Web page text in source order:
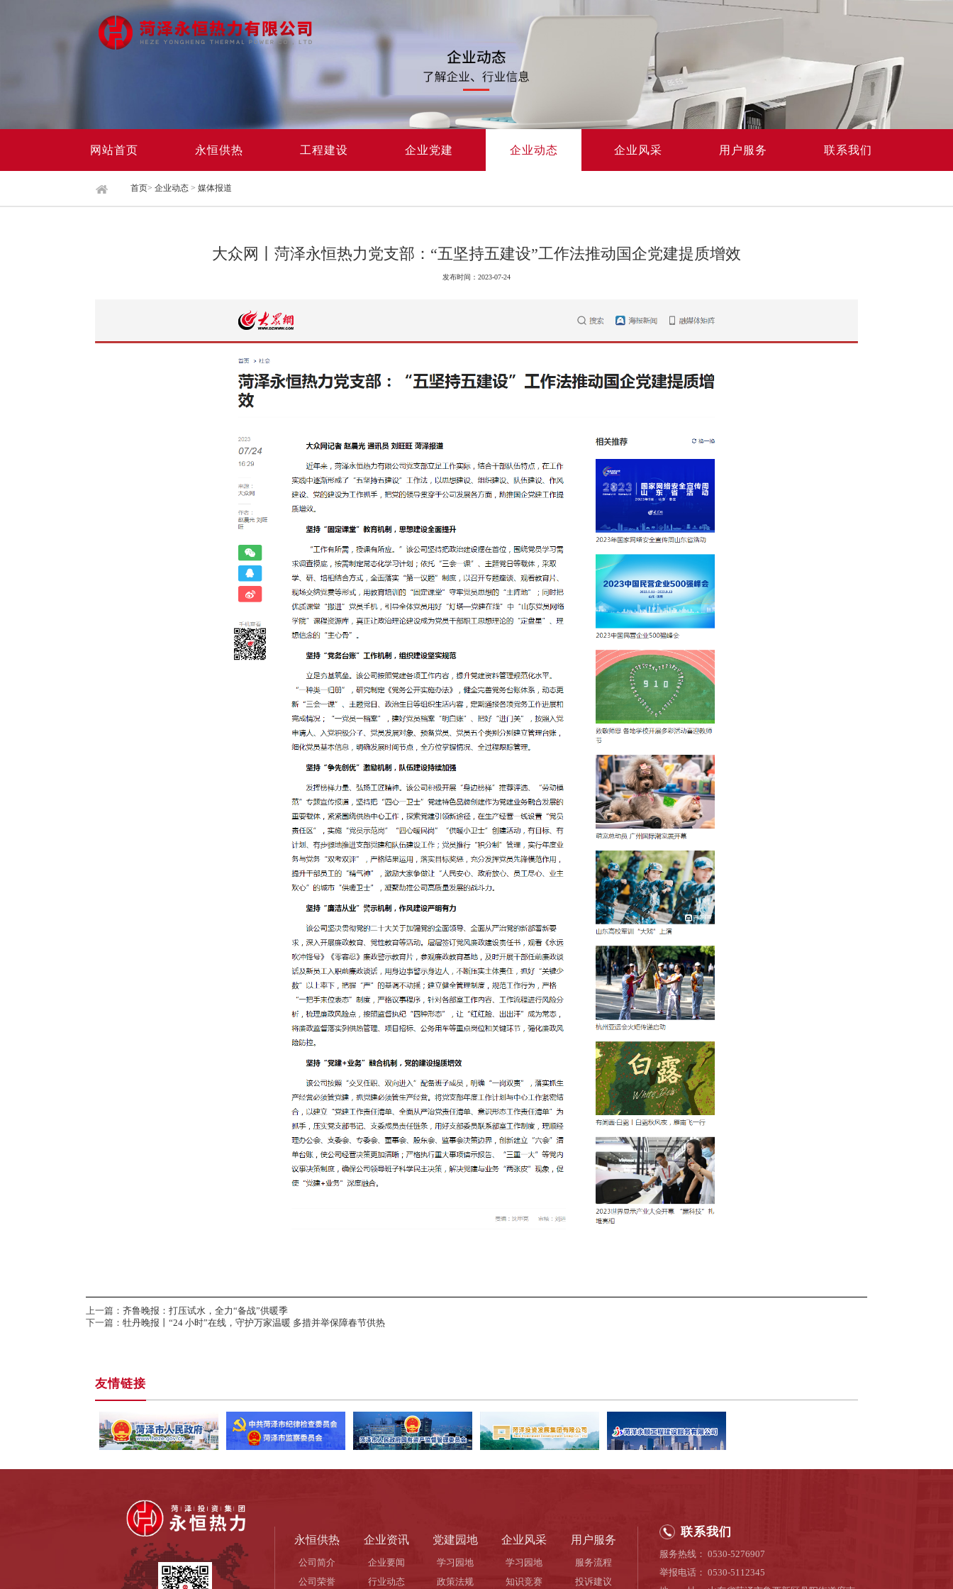
网站首页 永恒供热 工程建设 企业党建 企业动态 企业风采 用户服务 联系我们
首页> 企业动态> 媒体报道
大众网丨菏泽永恒热力党支部：“五坚持五建设”工作法推动国企党建提质增效
发布时间：2023-07-24
上一篇： 齐鲁晚报：打压试水，全力“备战”供暖季
下一篇： 牡丹晚报丨“24 小时”在线，守护万家温暖 多措并举保障春节供热
友情链接
永恒供热
公司简介
公司荣誉
企业资讯
企业要闻
行业动态
党建园地
学习园地
政策法规
企业风采
学习园地
知识竞赛
用户服务
服务流程
投诉建议
联系我们
服务热线： 0530-5276907
举报电话： 0530-5112345